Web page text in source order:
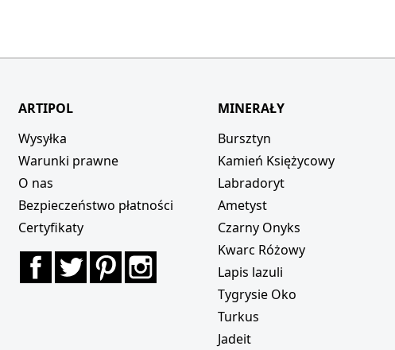
ARTIPOL
Wysyłka
Warunki prawne
O nas
Bezpieczeństwo płatności
Certyfikaty
FacebookTwitterPinterest
MINERAŁY
Bursztyn
Kamień Księżycowy
Labradoryt
Ametyst
Czarny Onyks
Kwarc Różowy
Lapis lazuli
Tygrysie Oko
Turkus
Jadeit